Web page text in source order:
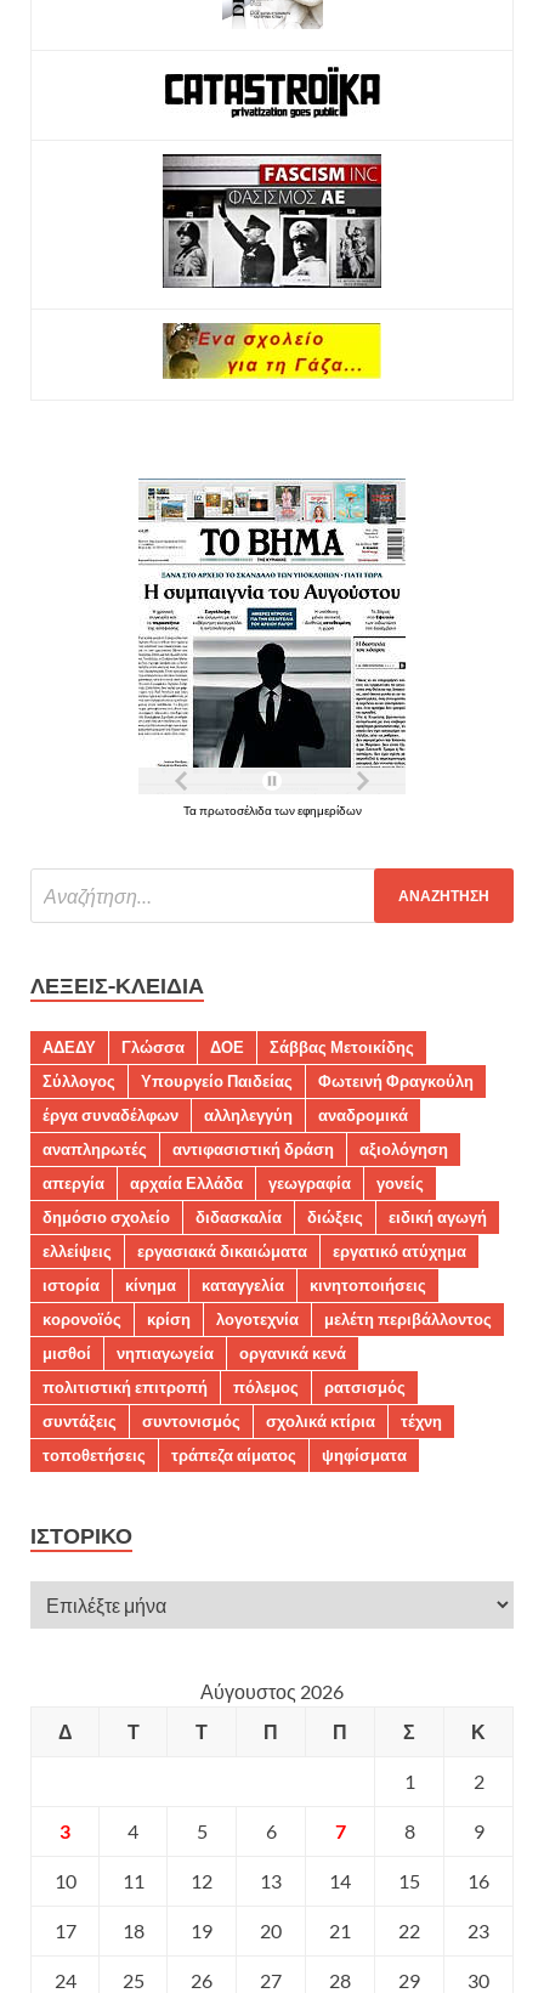
Τα πρωτοσέλιδα των εφημερίδων
ΛΈΞΕΙΣ-ΚΛΕΙΔΙΆ
ΑΔΕΔΥ Γλώσσα ΔΟΕ
Σάββας Μετοικίδης
Σύλλογος
Υπουργείο Παιδείας
Φωτεινή Φραγκούλη
έργα συναδέλφων
αλληλεγγύη
αναδρομικά
αναπληρωτές
αντιφασιστική δράση
αξιολόγηση
απεργία
αρχαία Ελλάδα γεωγραφία
γονείς
δημόσιο σχολείο
διδασκαλία διώξεις
ειδική αγωγή
ελλείψεις
εργασιακά δικαιώματα
εργατικό ατύχημα
ιστορία
κίνημα καταγγελία
κινητοποιήσεις
κορονοϊός
κρίση λογοτεχνία
μελέτη περιβάλλοντος
μισθοί
νηπιαγωγεία
οργανικά κενά
πολιτιστική επιτροπή
πόλεμος
ρατσισμός
συντάξεις
συντονισμός σχολικά κτίρια
τέχνη
τοποθετήσεις
τράπεζα αίματος ψηφίσματα
ΙΣΤΟΡΙΚΌ
Αύγουστος 2026
Δ
Τ Τ Π Π Σ Κ
1 2
3 4 5 6 7 8 9
10 11 12 13 14 15 16
17 18 19 20 21 22 23
24 25 26 27 28 29 30